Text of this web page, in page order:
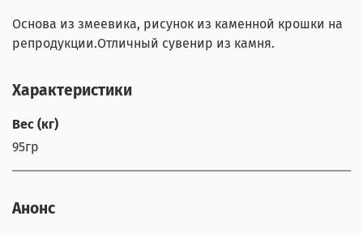
Основа из змеевика, рисунок из каменной крошки на
репродукции.Отличный сувенир из камня.
Характеристики
Вес (кг)
95гр
Анонс